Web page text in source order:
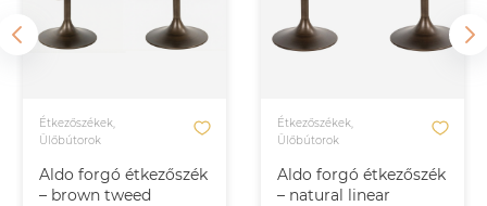
Aldo forgó étkezőszék
– brown tweed
Étkezőszékek,
Ülőbútorok
Aldo forgó étkezőszék
– natural linear
Étkezőszékek,
Ülőbútorok